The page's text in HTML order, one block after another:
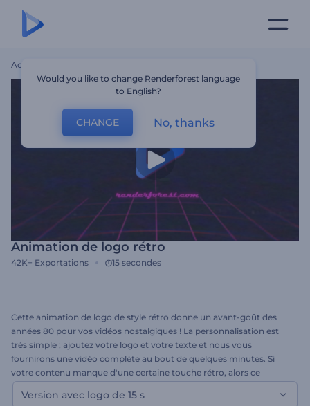
Accueil
Animation de logo rétro
42K+ Exportations 15 secondes
Cette animation de logo de style rétro donne un avant-goût des
années 80 pour vos vidéos nostalgiques ! La personnalisation est
très simple ; ajoutez votre logo et votre texte et nous vous
fournirons une vidéo complète au bout de quelques minutes. Si
votre contenu manque d'une certaine touche rétro, alors ce
modèle est fait pour vous. Essayez-le dès aujourd'hui et admirez
votre marque sous une lumière radicalement nouvelle.
Version avec logo de 15 s
Would you like to change Renderforest language
to English?
CHANGE No, thanks